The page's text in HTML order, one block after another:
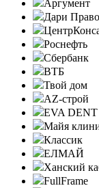
Аргумент
Дари Право
Роснефть
Сбербанк
ВТБ
Твой дом
AZ-строй
EVA DENT
Майя
Классик
ЕЛМАЙ
Ханский
FullFrame